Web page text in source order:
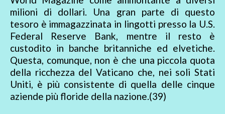
milioni di dollari. Una gran parte di questo
tesoro è immagazzinata in lingotti presso la U.S.
Federal Reserve Bank, mentre il resto è
custodito in banche britanniche ed elvetiche.
Questa, comunque, non è che una piccola quota
della ricchezza del Vaticano che, nei soli Stati
Uniti, è più consistente di quella delle cinque
aziende più floride della nazione.(39)